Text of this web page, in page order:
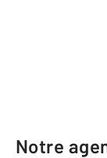
Notre